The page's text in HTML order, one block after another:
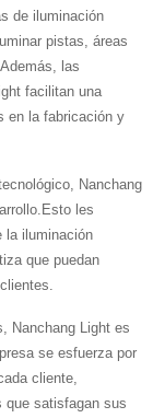
de iluminación
pistas, áreas
las
facilitan una
en la fabricación y
Nanchang
les
la iluminación
que puedan
Nanchang Light es
se esfuerza por
cliente,
que satisfagan sus